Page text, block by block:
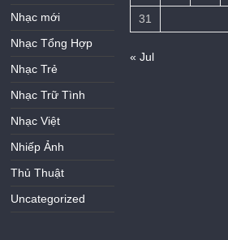
Nhạc mới
Nhạc Tổng Hợp
Nhạc Trẻ
Nhạc Trữ Tình
Nhạc Việt
Nhiếp Ảnh
Thủ Thuật
Uncategorized
31
« Jul